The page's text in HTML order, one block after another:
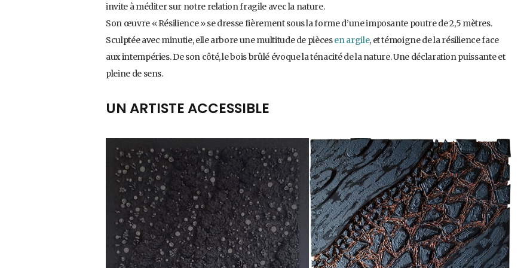
invite à méditer sur notre relation fragile avec la nature.
Son œuvre « Résilience » se dresse fièrement sous la forme d’une imposante poutre de 2,5 mètres.
Sculptée avec minutie, elle arbore une multitude de piècesen argile, et témoigne de la résilience face
aux intempéries. De son côté, le bois brûlé évoque la ténacité de la nature. Une déclaration puissante et
pleine de sens.
UN ARTISTE ACCESSIBLE